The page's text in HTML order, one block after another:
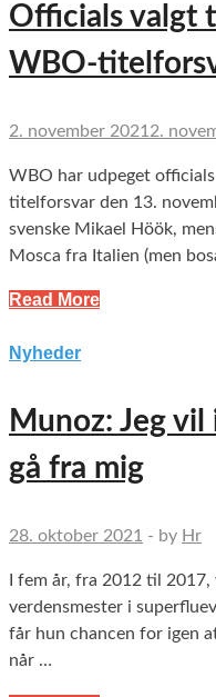
Officials valgt
WBO-
2. november 20212.
WBO har udpeget
titelforsvar den 13.
svenske Mikael Höök,
Mosca fra Italien (men
Read More
Nyheder
Munoz: Jeg
gå fra mig
28. oktober 2021 - by Hr
I fem år, fra 2012 til
verdensmester i
får hun chancen for igen
når …